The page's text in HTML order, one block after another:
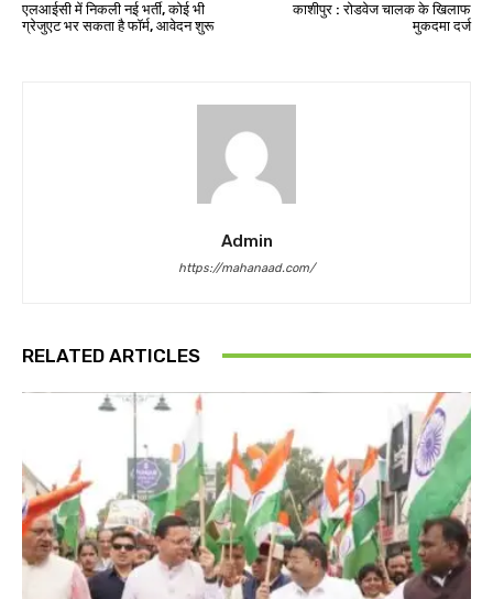
एलआईसी में निकली नई भर्ती, कोई भी
ग्रेजुएट भर सकता है फॉर्म, आवेदन शुरू
काशीपुर : रोडवेज चालक के खिलाफ
मुकदमा दर्ज
Admin
https://mahanaad.com/
RELATED ARTICLES